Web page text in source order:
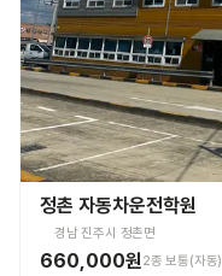
정촌 자동차운전학원
경남 진주시 정촌면
660,000원2종 보통(자동)